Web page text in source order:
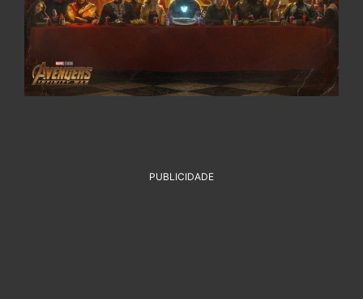
PUBLICIDADE